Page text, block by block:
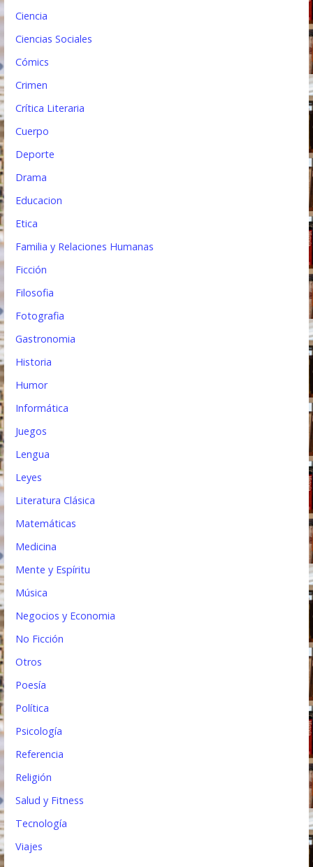
Ciencia
Ciencias Sociales
Cómics
Crimen
Crítica Literaria
Cuerpo
Deporte
Drama
Educacion
Etica
Familia y Relaciones Humanas
Ficción
Filosofia
Fotografia
Gastronomia
Historia
Humor
Informática
Juegos
Lengua
Leyes
Literatura Clásica
Matemáticas
Medicina
Mente y Espíritu
Música
Negocios y Economia
No Ficción
Otros
Poesía
Política
Psicología
Referencia
Religión
Salud y Fitness
Tecnología
Viajes